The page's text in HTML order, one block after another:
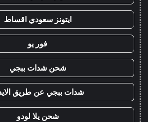
ايتونز سعودي اقساط
فور يو
شحن شدات ببجي
شدات ببجي عن طريق
شحن يلا لودو